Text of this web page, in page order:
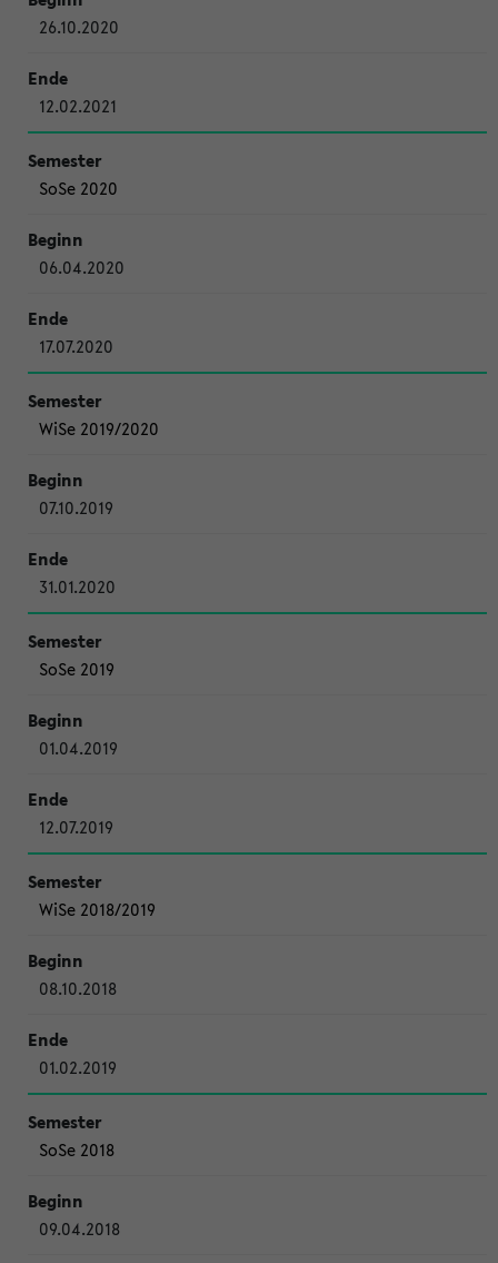
26.10.2020
12.02.2021
SoSe 2020
06.04.2020
17.07.2020
WiSe 2019/2020
07.10.2019
31.01.2020
SoSe 2019
01.04.2019
12.07.2019
WiSe 2018/2019
08.10.2018
01.02.2019
SoSe 2018
09.04.2018